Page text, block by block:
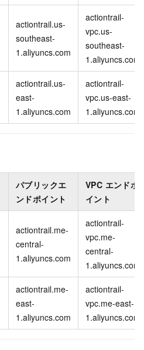
actiontrail.us-
southeast-
1.aliyuncs.com
actiontrail-
vpc.us-
southeast-
1.aliyuncs.com
actiontrail.us-
east-
1.aliyuncs.com
actiontrail-
vpc.us-east-
1.aliyuncs.com
パブリックエ
ンドポイント
VPC エンドポ
イント
actiontrail.me-
central-
1.aliyuncs.com
actiontrail-
vpc.me-
central-
1.aliyuncs.com
actiontrail.me-
east-
1.aliyuncs.com
actiontrail-
vpc.me-east-
1.aliyuncs.com